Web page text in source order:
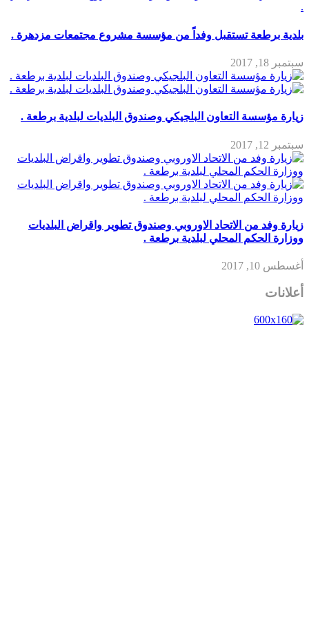
بلدية برطعة تستقبل وفداً من مؤسسة مشروع مجتمعات مزدهرة .
سبتمبر 18, 2017
زيارة مؤسسة التعاون البلجيكي وصندوق البلديات لبلدية برطعة .
سبتمبر 12, 2017
زيارة وفد من الاتحاد الاوروبي وصندوق تطوير واقراض البلديات
ووزارة الحكم المحلي لبلدية برطعة .
أغسطس 10, 2017
أعلانات